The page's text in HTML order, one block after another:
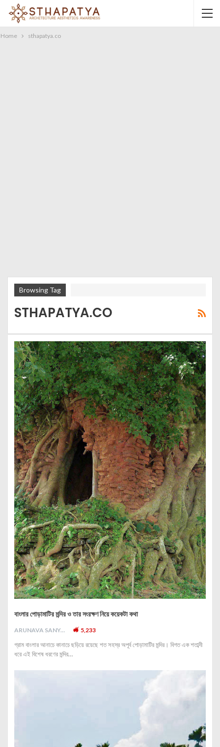
Home sthapatya.co
Browsing Tag
STHAPATYA.CO
বাংলার পোড়ামাটির মন্দির ও তার সংরক্ষণ নিয়ে কয়েকটা কথা
ARUNAVA SANYAL 5,233
গ্রাম বাংলার আনাচে কানাচে ছড়িয়ে রয়েছে শত সহস্র অপূর্ব পোড়ামাটির মন্দির। বিগত এক শতাব্দী
ধরে এই বিশেষ ধরণের মন্দির…